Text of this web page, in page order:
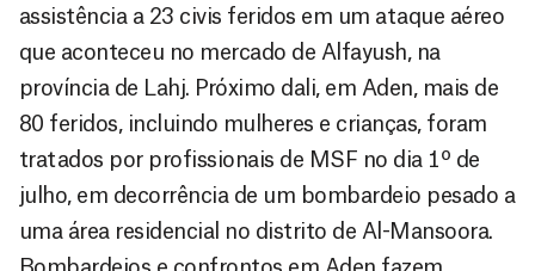
assistência a 23 civis feridos em um ataque aéreo
que aconteceu no mercado de Alfayush, na
província de Lahj. Próximo dali, em Aden, mais de
80 feridos, incluindo mulheres e crianças, foram
tratados por profissionais de MSF no dia 1º de
julho, em decorrência de um bombardeio pesado a
uma área residencial no distrito de Al-Mansoora.